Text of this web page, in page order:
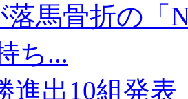
馬骨折の「
ち...
進出10組発